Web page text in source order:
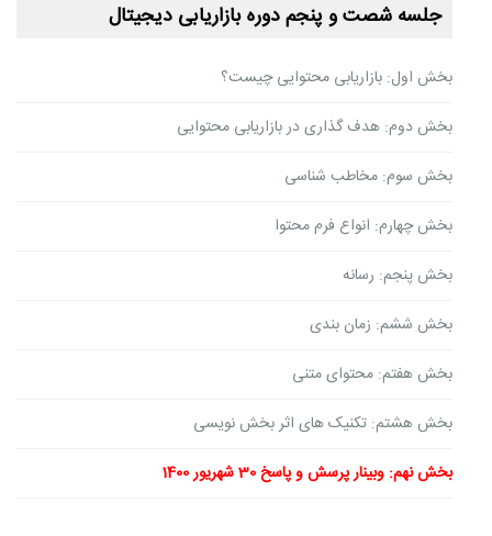
جلسه شصت و پنجم دوره بازاریابی دیجیتال
بخش اول: بازاریابی محتوایی چیست؟
بخش دوم: هدف گذاری در بازاریابی محتوایی
بخش سوم: مخاطب شناسی
بخش چهارم: انواع فرم محتوا
بخش پنجم: رسانه
بخش ششم: زمان بندی
بخش هفتم: محتوای متنی
بخش هشتم: تکنیک های اثر بخش نویسی
بخش نهم: وبینار پرسش و پاسخ 30 شهریور 1400